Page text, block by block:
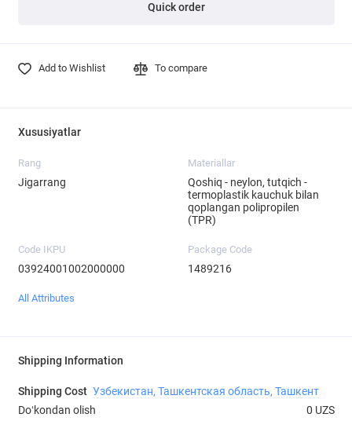
Quick order
Add to Wishlist To compare
Xususiyatlar
Rang
Jigarrang
Materiallar
Qoshiq - neylon, tutqich -
termoplastik kauchuk bilan
qoplangan polipropilen
(TPR)
Code IKPU
03924001002000000
Package Code
1489216
All Attributes
Shipping Information
Shipping Cost Узбекистан, Ташкентская область, Ташкент
Doʻkondan olish
0 UZS